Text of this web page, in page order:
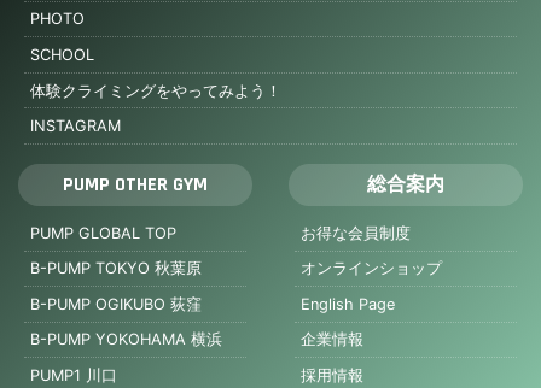
PHOTO
SCHOOL
体験クライミングをやってみよう！
INSTAGRAM
PUMP OTHER GYM
PUMP GLOBAL TOP
B-PUMP TOKYO 秋葉原
B-PUMP OGIKUBO 荻窪
B-PUMP YOKOHAMA 横浜
PUMP1 川口
総合案内
お得な会員制度
オンラインショップ
English Page
企業情報
採用情報